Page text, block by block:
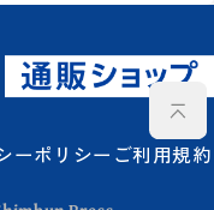
ーポリシー ご利用規約